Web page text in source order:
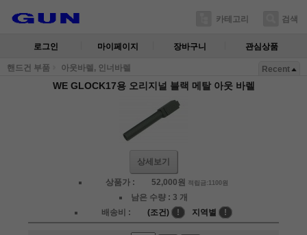
카테고리 검색
로그인 마이페이지 장바구니 관심상품
핸드건 부품 아웃바렐, 인너바렐 Recent
WE GLOCK17용 오리지널 블랙 메탈 아웃 바렐
상세보기
상품가 : 52,000원 적립금:1100원
남은 수량 :3 개
배송비 :
(조건) ! 지역별 !